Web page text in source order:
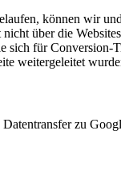
können wir
über die
für
weitergeleitet
zu